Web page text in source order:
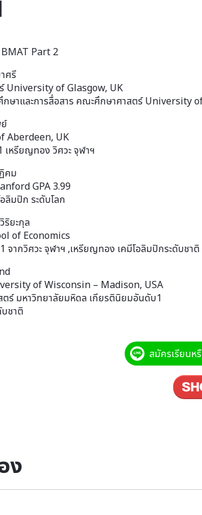
BMAT Part 2
ศรี
University of Glasgow, UK
ษาและการสื่อสาร คณะศึกษาศาสตร์ University
Aberdeen, UK
หรียญทอง วิศวะ จุฬาฯ
คม
GPA 3.99
ลิมปิก ระดับโลก
ยะกุล
of Economics
กวิศวะ จุฬาฯ ,เหรียญทอง เคมีโอลิมปิกระดับชาติ
of Wisconsin – Madison, USA
ร์ มหาวิทยาลัยมหิดล เกียรตินิยมอันดับ1
ชาติ
สมัครเรียนห
ง